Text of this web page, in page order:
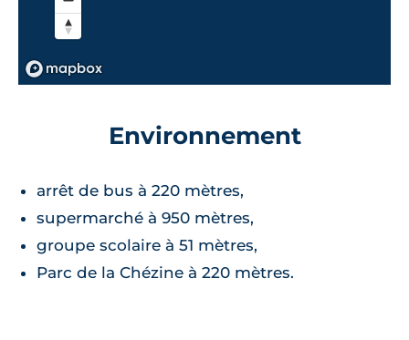
Environnement
arrêt de bus à 220 mètres,
supermarché à 950 mètres,
groupe scolaire à 51 mètres,
Parc de la Chézine à 220 mètres.